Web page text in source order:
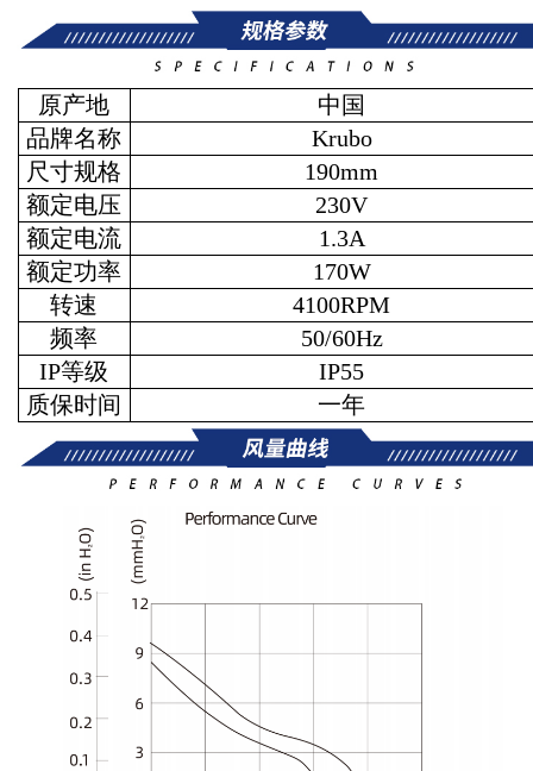
原产地
中国
品牌名称
Krubo
尺寸规格
190mm
额定电压
230V
额定电流
1.3A
额定功率
170W
转速
4100RPM
频率
50/60Hz
IP等级
IP55
质保时间
一年